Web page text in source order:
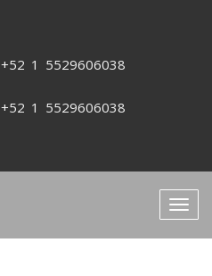
+52 1 5529606038
+52 1 5529606038